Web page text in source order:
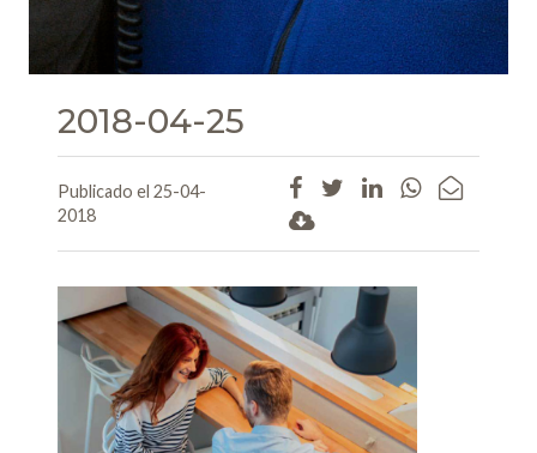
2018-04-25
Publicado el 25-04-
2018